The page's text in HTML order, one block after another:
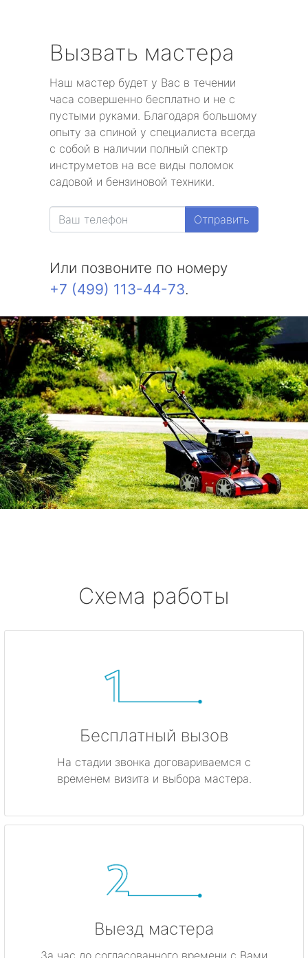
Вызвать мастера
Наш мастер будет у Вас в течении
часа совершенно бесплатно и не с
пустыми руками. Благодаря большому
опыту за спиной у специалиста всегда
с собой в наличии полный спектр
инструметов на все виды поломок
садовой и бензиновой техники.
Отправить
Или позвоните по номеру
+7 (499) 113-44-73.
Схема работы
Бесплатный вызов
На стадии звонка договариваемся с
временем визита и выбора мастера.
Выезд мастера